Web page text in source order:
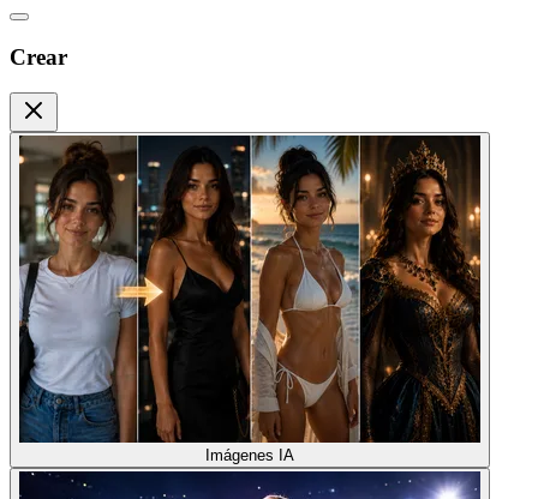
Crear
Imágenes IA